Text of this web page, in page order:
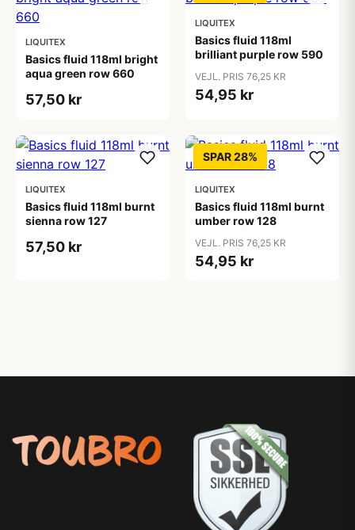
LIQUITEX
Basics fluid 118ml bright
aqua green row 660
57,50 kr
LIQUITEX
Basics fluid 118ml
brilliant purple row 590
VEJL. PRIS 76,25 KR
54,95 kr
LIQUITEX
Basics fluid 118ml burnt
sienna row 127
57,50 kr
SPAR 28%
LIQUITEX
Basics fluid 118ml burnt
umber row 128
VEJL. PRIS 76,25 KR
54,95 kr